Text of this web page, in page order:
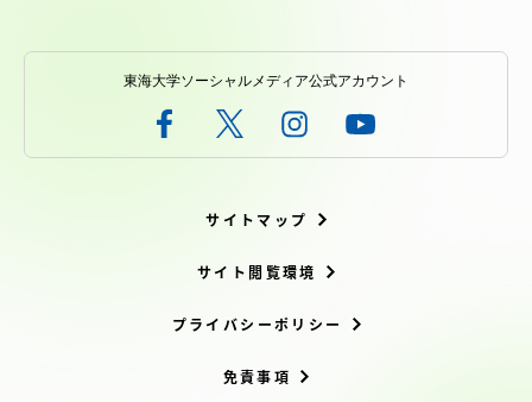
東海大学ソーシャルメディア公式アカウント
サイトマップ
サイト閲覧環境
プライバシーポリシー
免責事項